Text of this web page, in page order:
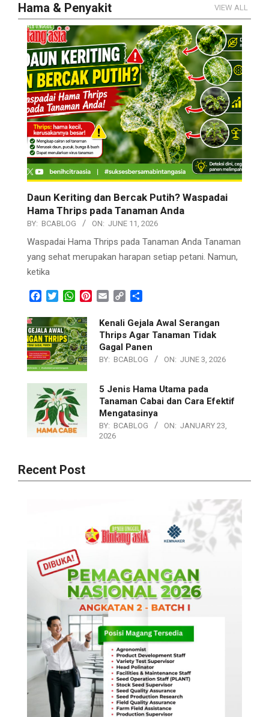
Hama & Penyakit VIEW ALL
Daun Keriting dan Bercak Putih? Waspadai
Hama Thrips pada Tanaman Anda
BY: BCABLOG ON: JUNE 11, 2026
Waspadai Hama Thrips pada Tanaman Anda Tanaman
yang sehat merupakan harapan setiap petani. Namun,
ketika
Facebook
TwitterWhatsApp
Pinterest
Email Copy
Kenali Gejala Awal Serangan
Thrips Agar Tanaman Tidak
Gagal Panen
BY: BCABLOG ON: JUNE 3, 2026
5 Jenis Hama Utama pada
Tanaman Cabai dan Cara Efektif
Mengatasinya
BY: BCABLOG ON: JANUARY 23,
2026
Recent Post